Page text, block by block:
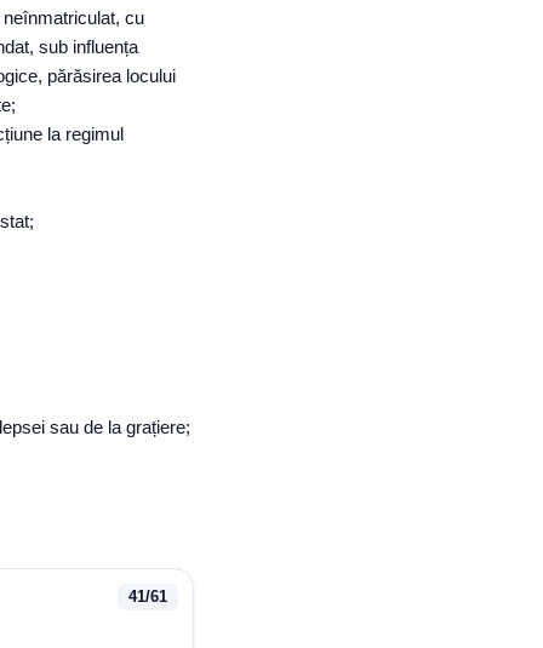
cu
sub influența
părăsirea locului
la regimul
sau de la grațiere;
41/61